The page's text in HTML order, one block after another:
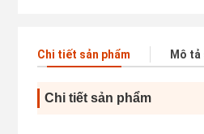
Chi tiết sản phẩm Mô tả
Chi tiết sản phẩm